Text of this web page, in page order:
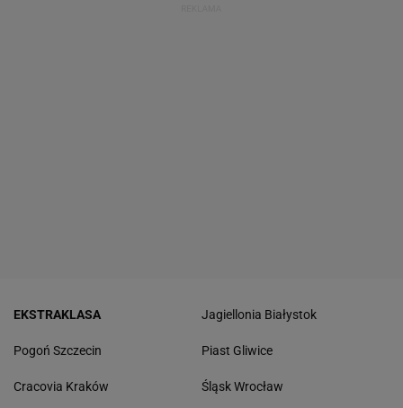
EKSTRAKLASA
Pogoń Szczecin
Cracovia Kraków
Jagiellonia Białystok
Piast Gliwice
Śląsk Wrocław